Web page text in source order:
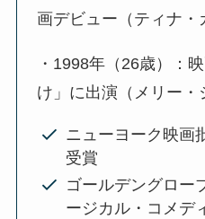
画デビュー（ティナ・
・1998年（26歳）：
け」に出演（メリー・
ニューヨーク映画
受賞
ゴールデングロー
ージカル・コメデ